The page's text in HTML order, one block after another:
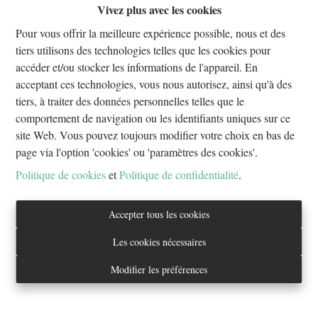
Vivez plus avec les cookies
Pour vous offrir la meilleure expérience possible, nous et des
tiers utilisons des technologies telles que les cookies pour
accéder et/ou stocker les informations de l'appareil. En
acceptant ces technologies, vous nous autorisez, ainsi qu'à des
tiers, à traiter des données personnelles telles que le
comportement de navigation ou les identifiants uniques sur ce
site Web. Vous pouvez toujours modifier votre choix en bas de
page via l'option 'cookies' ou 'paramètres des cookies'.
Politique de cookiesetPolitique de confidentialité.
Accepter tous les cookies
Les cookies nécessaires
Modifier les préférences
Oups, cette page n'existe plus
À Vendre À Louer
Tél. : 02/733.70.70
Real estate